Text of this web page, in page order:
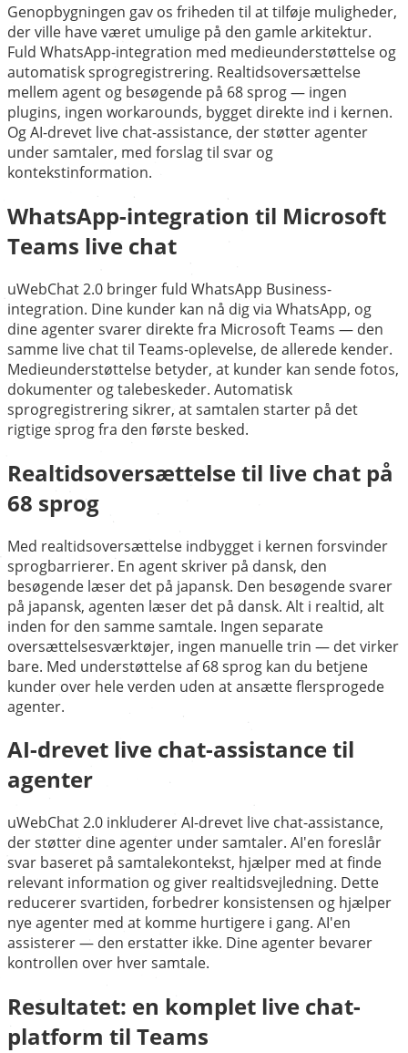
Genopbygningen gav os friheden til at tilføje muligheder,
der ville have været umulige på den gamle arkitektur.
Fuld WhatsApp-integration med medieunderstøttelse og
automatisk sprogregistrering. Realtidsoversættelse
mellem agent og besøgende på 68 sprog — ingen
plugins, ingen workarounds, bygget direkte ind i kernen.
Og AI-drevet live chat-assistance, der støtter agenter
under samtaler, med forslag til svar og
kontekstinformation.
WhatsApp-integration til Microsoft
Teams live chat
uWebChat 2.0 bringer fuld WhatsApp Business-
integration. Dine kunder kan nå dig via WhatsApp, og
dine agenter svarer direkte fra Microsoft Teams — den
samme live chat til Teams-oplevelse, de allerede kender.
Medieunderstøttelse betyder, at kunder kan sende fotos,
dokumenter og talebeskeder. Automatisk
sprogregistrering sikrer, at samtalen starter på det
rigtige sprog fra den første besked.
Realtidsoversættelse til live chat på
68 sprog
Med realtidsoversættelse indbygget i kernen forsvinder
sprogbarrierer. En agent skriver på dansk, den
besøgende læser det på japansk. Den besøgende svarer
på japansk, agenten læser det på dansk. Alt i realtid, alt
inden for den samme samtale. Ingen separate
oversættelsesværktøjer, ingen manuelle trin — det virker
bare. Med understøttelse af 68 sprog kan du betjene
kunder over hele verden uden at ansætte flersprogede
agenter.
AI-drevet live chat-assistance til
agenter
uWebChat 2.0 inkluderer AI-drevet live chat-assistance,
der støtter dine agenter under samtaler. AI'en foreslår
svar baseret på samtalekontekst, hjælper med at finde
relevant information og giver realtidsvejledning. Dette
reducerer svartiden, forbedrer konsistensen og hjælper
nye agenter med at komme hurtigere i gang. AI'en
assisterer — den erstatter ikke. Dine agenter bevarer
kontrollen over hver samtale.
Resultatet: en komplet live chat-
platform til Teams